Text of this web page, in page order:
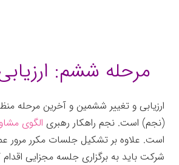
مرحله ششم:
ارزیابی و تغییر ششمین و آخرین مرحله
(نجم) است. نجم راهکار رهبری الگوی
است. علاوه بر تشکیل جلسات مکرر مرور
شرکت باید به برگزاری جلسه مجزایی